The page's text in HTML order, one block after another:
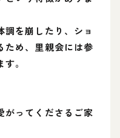
を崩したり、ショ
ため、里親会には参
。
がってくださるご家